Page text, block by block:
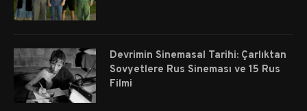
Devrimin Sinemasal Tarihi: Çarlıktan
Sovyetlere Rus Sineması ve 15 Rus
Filmi